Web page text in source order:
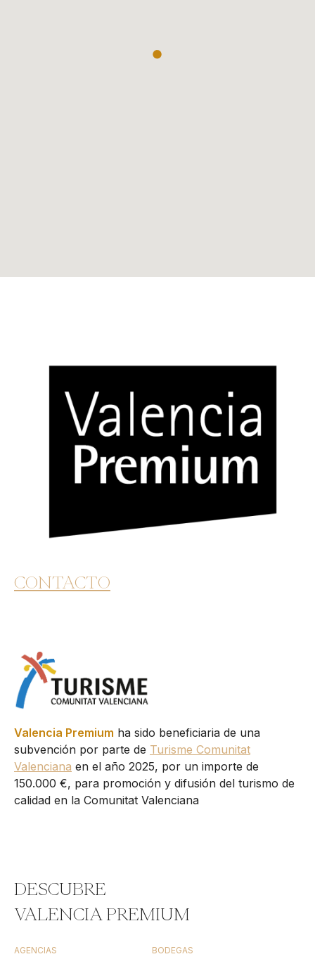
CONTACTO
Valencia Premium ha sido beneficiaria de una
subvención por parte de Turisme Comunitat
Valenciana en el año 2025, por un importe de
150.000 €, para promoción y difusión del turismo de
calidad en la Comunitat Valenciana
DESCUBRE
VALENCIA PREMIUM
AGENCIAS BODEGAS